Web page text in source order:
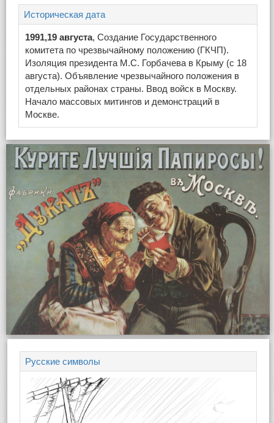
Историческая дата
1991,19 августа, Создание Государственного
комитета по чрезвычайному положению (ГКЧП).
Изоляция президента М.С. Горбачева в Крыму (с 18
августа). Объявление чрезвычайного положения в
отдельных районах страны. Ввод войск в Москву.
Начало массовых митингов и демонстраций в
Москве.
Русские символы